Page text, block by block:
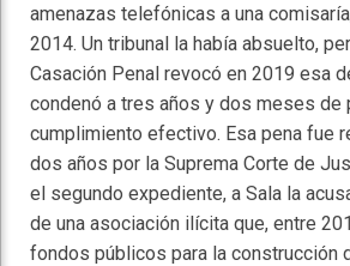
amenazas telefónicas a una
2014. Un tribunal la había absuelto,
Casación Penal revocó en 2019 esa
condenó a tres años y dos meses de
cumplimiento efectivo. Esa pena fue
dos años por la Suprema Corte de
el segundo expediente, a Sala la
de una asociación ilícita que, entre
fondos públicos para la construcción